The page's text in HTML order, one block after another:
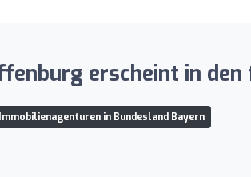
erscheint in
Immobilienagenturen in Bundesland Bayern